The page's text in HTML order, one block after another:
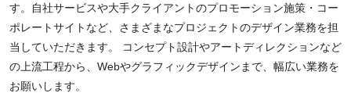
す。自社サービスや大手クライアントのプロモーション施策・コー
ポレートサイトなど、さまざまなプロジェクトのデザイン業務を担
当していただきます。 コンセプト設計やアートディレクションなど
の上流工程から、Webやグラフィックデザインまで、幅広い業務を
お願いします。